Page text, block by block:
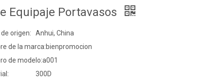
Equipaje Portavasos
origen:
Anhui, China
de la marca:bienpromocion
de modelo:a001
300D